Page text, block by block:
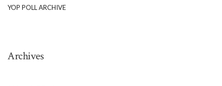
YOP POLL ARCHIVE
Archives